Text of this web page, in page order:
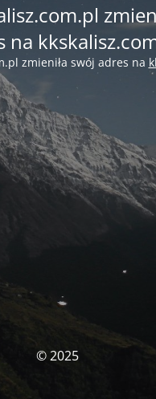
na
zmieniła swój adres na
© 2025